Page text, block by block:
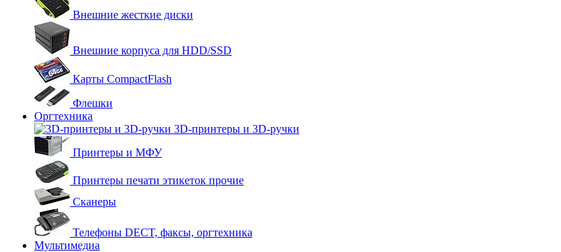
Внешние жесткие диски
Внешние корпуса для HDD/SSD
Карты CompactFlash
Флешки
Оргтехника
3D-принтеры и 3D-ручки
Принтеры и МФУ
Принтеры печати этикеток прочие
Сканеры
Телефоны DECT, факсы, оргтехника
Мультимедиа